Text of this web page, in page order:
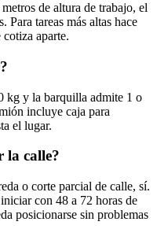
de altura de trabajo, el
tareas más altas hace
aparte.
kg y la barquilla admite 1 o
incluye caja para
el lugar.
la calle?
o corte parcial de calle, sí.
con 48 a 72 horas de
posicionarse sin problemas